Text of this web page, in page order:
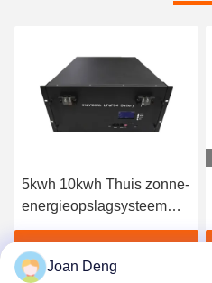
5kwh 10kwh Thuis zonne-
energieopslagsysteem
MPPT-controller Hybride
aan-uit-netomvormer
Joan Deng